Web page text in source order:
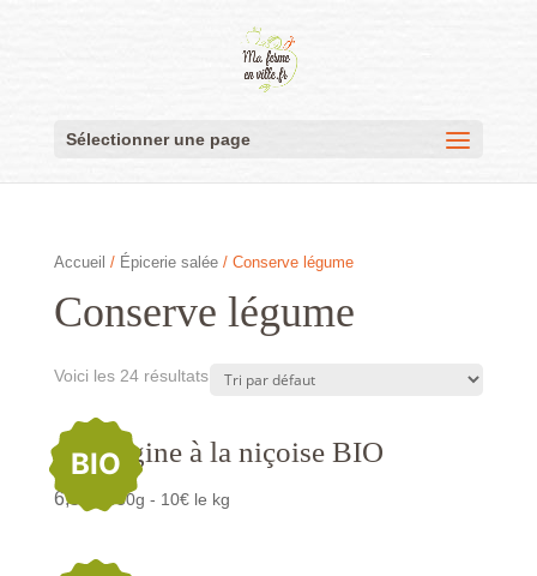
Sélectionner une page
Accueil / Épicerie salée/ Conserve légume
Conserve légume
Voici les 24 résultats
BIO
Aubergine à la niçoise BIO
6,50 /650g - 10€ le kg